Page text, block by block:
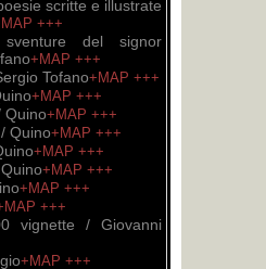
scritte e illustrate
+++
del signor
+MAP +++
Tofano+MAP +++
+MAP +++
Quino+MAP +++
Quino+MAP +++
+MAP +++
+MAP +++
+MAP +++
+++
vignette / Giovanni
+MAP +++